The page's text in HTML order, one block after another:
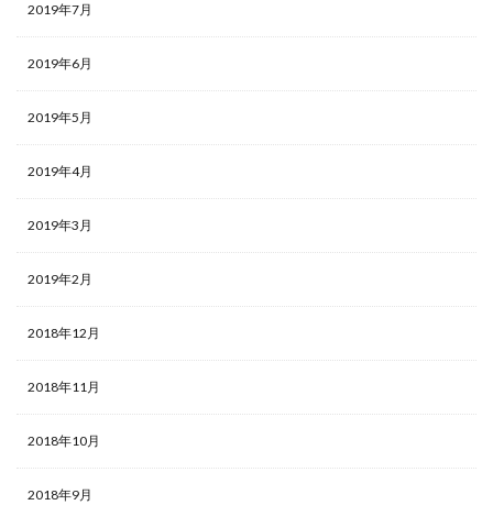
2019年7月
2019年6月
2019年5月
2019年4月
2019年3月
2019年2月
2018年12月
2018年11月
2018年10月
2018年9月